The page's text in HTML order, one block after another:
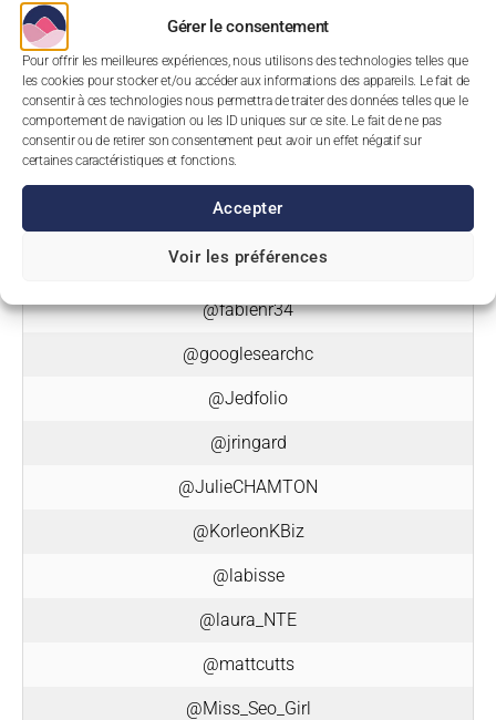
Gérer le consentement
Pour offrir les meilleures expériences, nous utilisons des technologies telles que
les cookies pour stocker et/ou accéder aux informations des appareils. Le fait de
consentir à ces technologies nous permettra de traiter des données telles que le
comportement de navigation ou les ID uniques sur ce site. Le fait de ne pas
consentir ou de retirer son consentement peut avoir un effet négatif sur
certaines caractéristiques et fonctions.
Accepter
Voir les préférences
@ChristianMeline
@christophevidal
@Doeurf
@dsampaolo
@fabienr34
@googlesearchc
@Jedfolio
@jringard
@JulieCHAMTON
@KorleonKBiz
@labisse
@laura_NTE
@mattcutts
@Miss_Seo_Girl